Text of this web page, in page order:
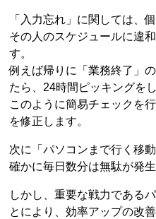
「入力忘れ」に関しては、
その人のスケジュールに違
す。
例えば帰りに「業務終了」
たら、24時間ピッキングを
このように簡易チェックを
を修正します。
次に「パソコンまで行く移
確かに毎日数分は無駄が発生
しかし、重要な戦力である
とにより、効率アップの改